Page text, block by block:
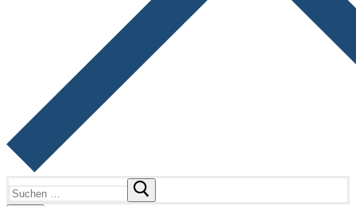
nach: